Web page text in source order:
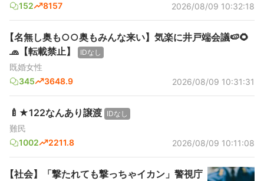
152
8157 2026/08/09 10:32:18
【名無し奥も○○奥もみんな来い】気楽に井戸端会議🍉🌻
🧢【転載禁止】
IDなし
既婚女性
345
3648.9 2026/08/09 10:31:31
🍼★122なんあり譲渡 IDなし
難民
1002
2211.8 2026/08/09 10:11:08
【社会】「撃たれても撃っちゃイカン」警視庁